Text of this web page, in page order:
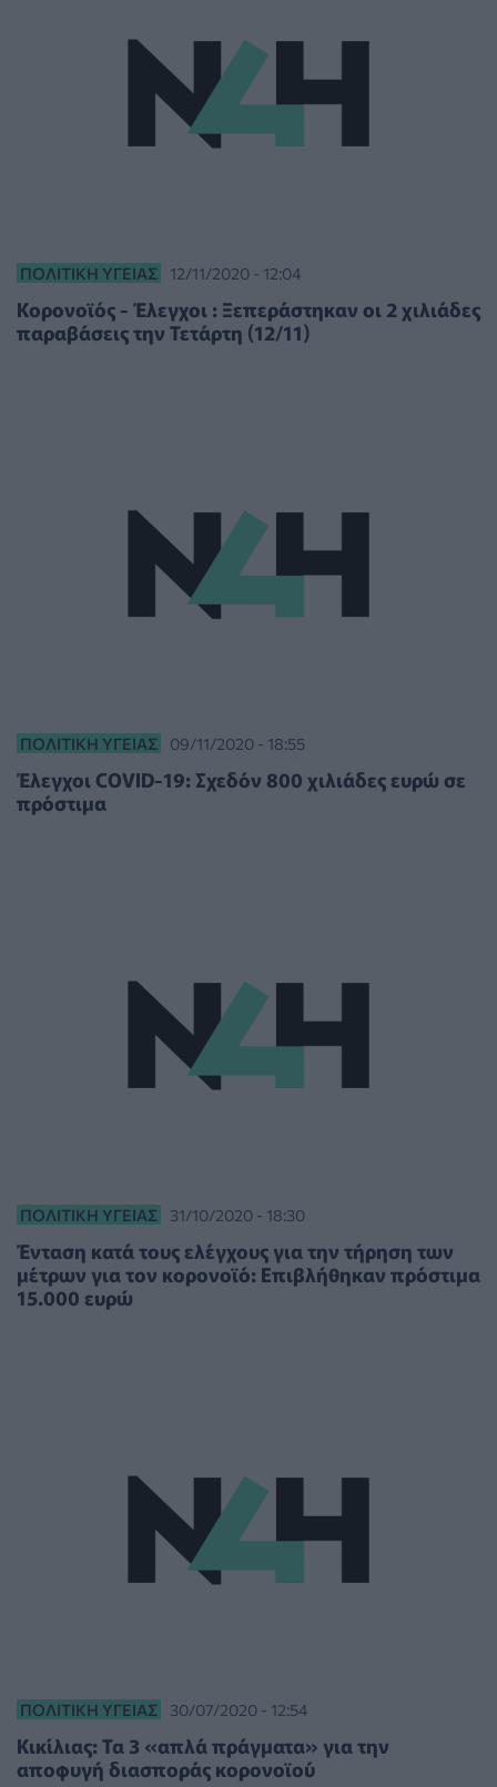
ΠΟΛΙΤΙΚΉ ΥΓΕΊΑΣ 12/11/2020 - 12:04
Κορονοϊός - Έλεγχοι : Ξεπεράστηκαν οι 2 χιλιάδες
παραβάσεις την Τετάρτη (12/11)
ΠΟΛΙΤΙΚΉ ΥΓΕΊΑΣ 09/11/2020 - 18:55
Έλεγχοι COVID-19: Σχεδόν 800 χιλιάδες ευρώ σε
πρόστιμα
ΠΟΛΙΤΙΚΉ ΥΓΕΊΑΣ 31/10/2020 - 18:30
Ένταση κατά τους ελέγχους για την τήρηση των
μέτρων για τον κορονοϊό: Επιβλήθηκαν πρόστιμα
15.000 ευρώ
ΠΟΛΙΤΙΚΉ ΥΓΕΊΑΣ 30/07/2020 - 12:54
Κικίλιας: Τα 3 «απλά πράγματα» για την
αποφυγή διασποράς κορονοϊού